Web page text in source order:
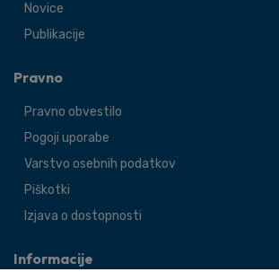
Novice
Publikacije
Pravno
Pravno obvestilo
Pogoji uporabe
Varstvo osebnih podatkov
Piškotki
Izjava o dostopnosti
Informacije